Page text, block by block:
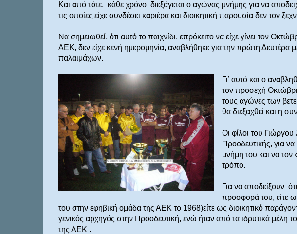
Και από τότε, κάθε χρόνο διεξάγεται ο αγώνας μνήμης για να
τις οποίες είχε συνδέσει καριέρα και διοικητική παρουσία δεν τον
Να σημειωθεί, ότι αυτό το παιχνίδι, επρόκειτο να είχε γίνει τον
ΑΕΚ, δεν είχε κενή ημερομηνία, αναβλήθηκε για την πρώτη Δευτέρα
παλαιμάχων.
Γι’ αυτό και ο
τον προσεχή
τους αγώνες των
θα διεξαχθεί και η
Οι φίλοι του
Προοδευτικής, για
μνήμη του και να τον
τρόπο.
Για να αποδείξουν
προσφορά του, είτε
του στην εφηβική ομάδα της ΑΕΚ το 1968)είτε ως διοικητικό
γενικός αρχηγός στην Προοδευτική, ενώ ήταν από τα ιδρυτικά
της ΑΕΚ .